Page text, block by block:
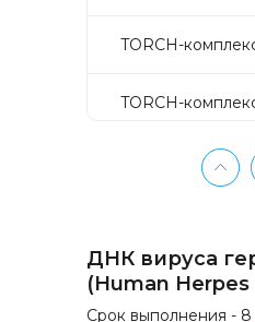
TORCH-
TORCH-
TORCH-
аллергия» IgE
(Яичный белок
ДНК вируса
(Human Herpes
Срок выполнения - 8